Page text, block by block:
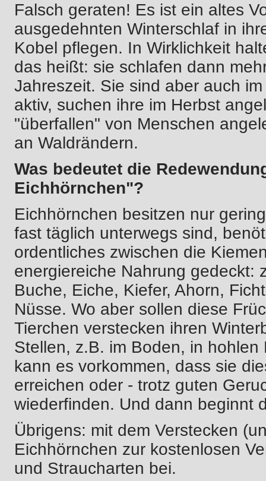
Falsch geraten! Es ist ein altes
ausgedehnten Winterschlaf in
Kobel pflegen. In Wirklichkeit
das heißt: sie schlafen dann
Jahreszeit. Sie sind aber auch
aktiv, suchen ihre im Herbst
"überfallen" von Menschen
an Waldrändern.
Was bedeutet die
Eichhörnchen"?
Eichhörnchen besitzen nur
fast täglich unterwegs sind,
ordentliches zwischen die
energiereiche Nahrung gedeckt:
Buche, Eiche, Kiefer, Ahorn,
Nüsse. Wo aber sollen diese
Tierchen verstecken ihren
Stellen, z.B. im Boden, in
kann es vorkommen, dass sie
erreichen oder - trotz guten
wiederfinden. Und dann beginnt
Übrigens: mit dem Verstecken
Eichhörnchen zur kostenlosen
und Straucharten bei.